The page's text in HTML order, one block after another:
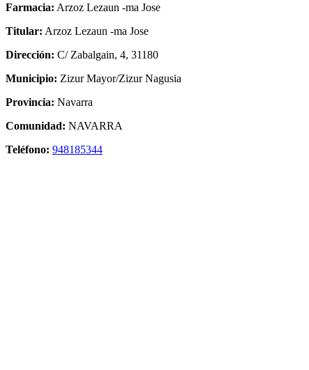
Farmacia: Arzoz Lezaun -ma Jose
Titular: Arzoz Lezaun -ma Jose
Dirección: C/ Zabalgain, 4, 31180
Municipio: Zizur Mayor/Zizur Nagusia
Provincia: Navarra
Comunidad: NAVARRA
Teléfono: 948185344